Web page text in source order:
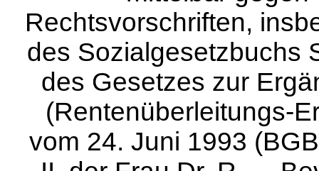
Rechtsvorschriften,
des Sozialgesetzbuchs
des Gesetzes zur
(Rentenüberleitungs-
vom 24. Juni 1993